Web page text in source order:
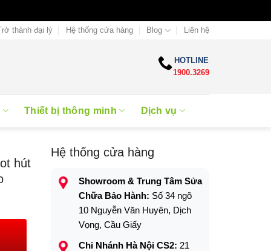
thành đại lý Hệ thống cửa hàng Blog Liên hệ
HOTLINE
1900.3269
Thiết bị thông minh Dịch vụ
hút
Hệ thống cửa hàng
Showroom & Trung Tâm Sửa
Chữa Bảo Hành: Số 34 ngõ
10 Nguyễn Văn Huyên, Dịch
Vọng, Cầu Giấy
Chi Nhánh Hà Nội CS2: 21